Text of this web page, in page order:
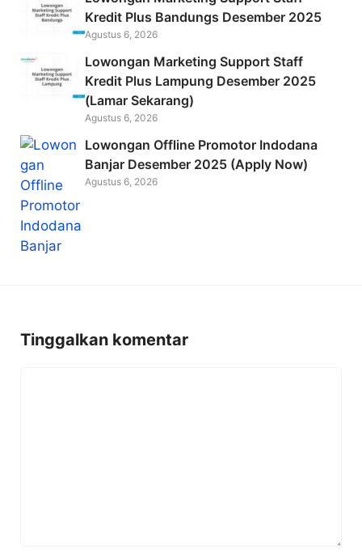
Kredit Plus Bandungs Desember 2025
Agustus 6, 2026
Lowongan Marketing Support Staff
Kredit Plus Lampung Desember 2025
(Lamar Sekarang)
Agustus 6, 2026
Lowongan Offline Promotor Indodana
Banjar Desember 2025 (Apply Now)
Agustus 6, 2026
Tinggalkan komentar